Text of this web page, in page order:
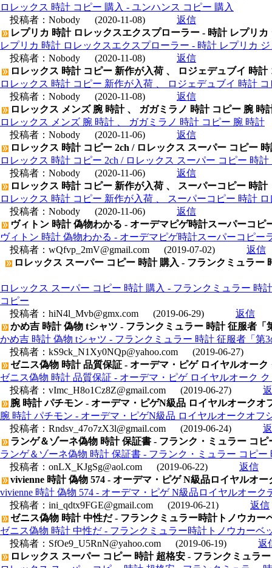
ロレックス 時計 コピー 購入 - ユンハンス コピー 購入
投稿者： Nobody (2020-11-08)
返信
レプリカ 時計 ロレックスエクスプローラー - 時計 レプリカ
レプリカ 時計 ロレックスエクスプローラー - 時計 レプリカ
投稿者： Nobody (2020-11-08)
返信
ロレックス 時計 コピー 新作が入荷 、 ロジェデュブイ 時計
ロレックス 時計 コピー 新作が入荷 、 ロジェデュブイ 時計
投稿者： Nobody (2020-11-08)
返信
ロレックス メンズ 腕 時計 、 ガガミラノ 時計 コピー 腕 時
ロレックス メンズ 腕 時計 、 ガガミラノ 時計 コピー 腕 時計
投稿者： Nobody (2020-11-06)
返信
ロレックス 時計 コピー 2ch / ロレックス スーパー コピー
ロレックス 時計 コピー 2ch / ロレックス スーパー コピー 時計
投稿者： Nobody (2020-11-06)
返信
ロレックス 時計 コピー 新作が入荷 、 スーパーコピー 時
ロレックス 時計 コピー 新作が入荷 、 スーパーコピー 時計
投稿者： Nobody (2020-11-06)
返信
ヴィトン 時計 偽物わかる - オーデマピゲ時計スーパーコピ
ヴィトン 時計 偽物わかる - オーデマピゲ時計スーパーコピー
投稿者： wQfvp_2mV@gmail.com (2019-07-02)
返信
ロレックス スーパー コピー 時計 購入 - フランクミュラ
ロレックス スーパー コピー 時計 購入 - フランクミュラー 時
コピー
投稿者： hiN4l_Mvb@gmx.com (2019-06-29)
返信
かめ吉 時計 偽物 tシャツ - フランクミュラー 時計 征服者
かめ吉 時計 偽物 tシャツ - フランクミュラー 時計 征服者「第
投稿者： kS9ck_N1Xy0NQp@yahoo.com
(2019-06-27)
ゼニス偽物 時計 品質保証 - オーデマ・ピゲ ロイヤルオーク
ゼニス偽物 時計 品質保証 - オーデマ・ピゲ ロイヤルオーク
投稿者： vImc_H8o1Cz8Z@gmail.com (2019-06-27)
腕 時計 パチモン - オーデマ・ピゲN級品 ロイヤルオークオ
腕 時計 パチモン - オーデマ・ピゲN級品 ロイヤルオークオフ
投稿者： Rndsv_47o7zX3l@gmail.com (2019-06-24)
ランゲ＆ゾーネ偽物 時計 保証書 - フランク・ミュラー コ
ランゲ＆ゾーネ偽物 時計 保証書 - フランク・ミュラー コピ
投稿者： onLX_KJgSg@aol.com (2019-06-22)
返信
vivienne 時計 偽物 574 - オーデマ・ピゲ N級品ロイヤルオー
vivienne 時計 偽物 574 - オーデマ・ピゲ N級品ロイヤルオーク
投稿者： ini_qdtx9FGE@gmail.com (2019-06-21)
返信
ゼニス偽物 時計 中性だ - フランクミュラー時計トノウカー
ゼニス偽物 時計 中性だ - フランクミュラー時計トノウカーベ
投稿者： SfOe9_U5RnN@yahoo.com (2019-06-19)
返
ロレックス スーパー コピー 時計 超格安 - フランクミュラ